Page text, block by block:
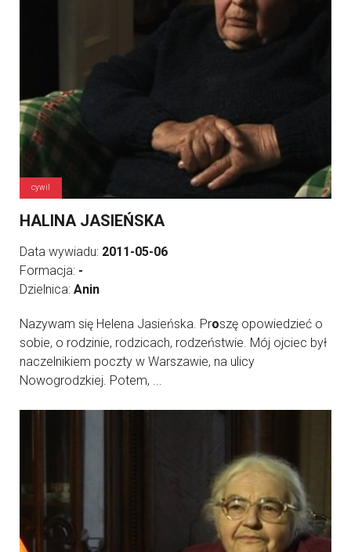
cywil
HALINA JASIEŃSKA
Data wywiadu: 2011-05-06
Formacja: -
Dzielnica: Anin
Nazywam się Helena Jasieńska. Proszę opowiedzieć o
sobie, o rodzinie, rodzicach, rodzeństwie. Mój ojciec był
naczelnikiem poczty w Warszawie, na ulicy
Nowogrodzkiej. Potem, ...